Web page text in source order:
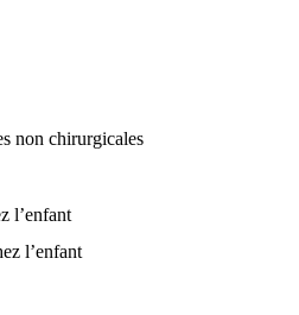
non chirurgicales
l’enfant
l’enfant